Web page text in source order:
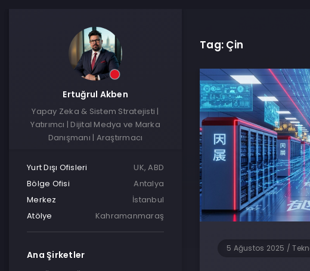
Ertuğrul Akben
Yapay Zeka & Sistem Stratejisti |
Yatırımcı | Dijital Medya ve Marka
Danışmanı | Araştırmacı
Yurt Dışı Ofisleri
UK, ABD
Bölge Ofisi
Antalya
Merkez
İstanbul
Atölye
Kahramanmaraş
Ana Şirketler
Tag: Çin
5 Ağustos 2025 /